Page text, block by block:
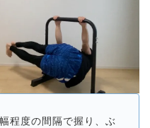
程度の間隔で握り、ぶ